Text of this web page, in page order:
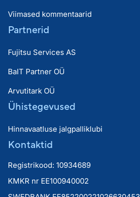
Viimased kommentaarid
Partnerid
Fujitsu Services AS
BaIT Partner OÜ
Arvutitark OÜ
Ühistegevused
Hinnavaatluse jalgpalliklubi
Kontaktid
Registrikood: 10934689
KMKR nr EE100940002